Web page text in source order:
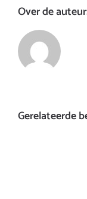
Over de
Gerelateerde